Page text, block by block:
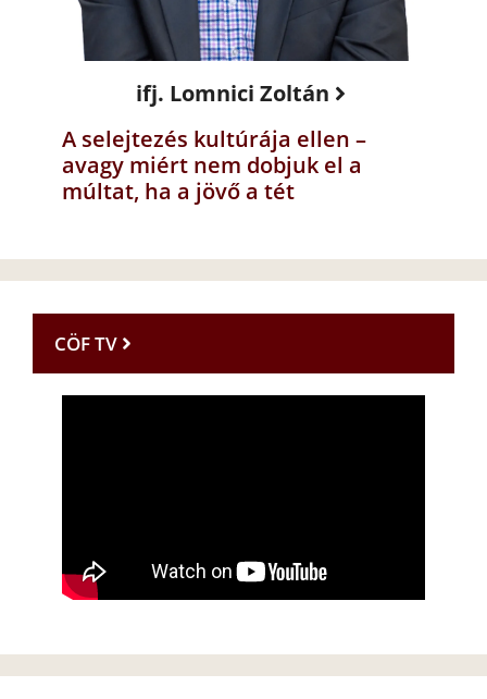
ifj. Lomnici Zoltán
A selejtezés kultúrája ellen –
avagy miért nem dobjuk el a
múltat, ha a jövő a tét
CÖF TV